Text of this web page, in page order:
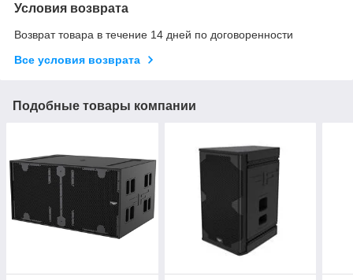
Условия возврата
Возврат товара в течение 14 дней по договоренности
Все условия возврата
Подобные товары компании